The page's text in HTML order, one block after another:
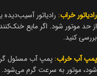
رادیاتور خراب: رادیاتور
از حد موتور شود. اگر مایع
بررسی کنید.
پمپ آب خراب: پمپ آب مسئول
شود، موتور به سرعت گرم می‌شود.